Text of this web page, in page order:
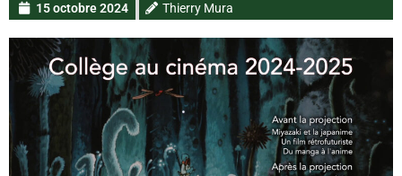
15 octobre 2024 Thierry Mura